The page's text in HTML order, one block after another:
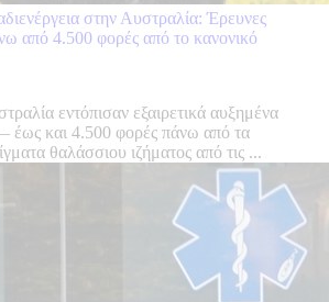
στην Αυστραλία: Έρευνες
από 4.500 φορές από το κανονικό
εντόπισαν εξαιρετικά αυξημένα
έως και 4.500 φορές πάνω από τα
θαλάσσιου ιζήματος από τις ...